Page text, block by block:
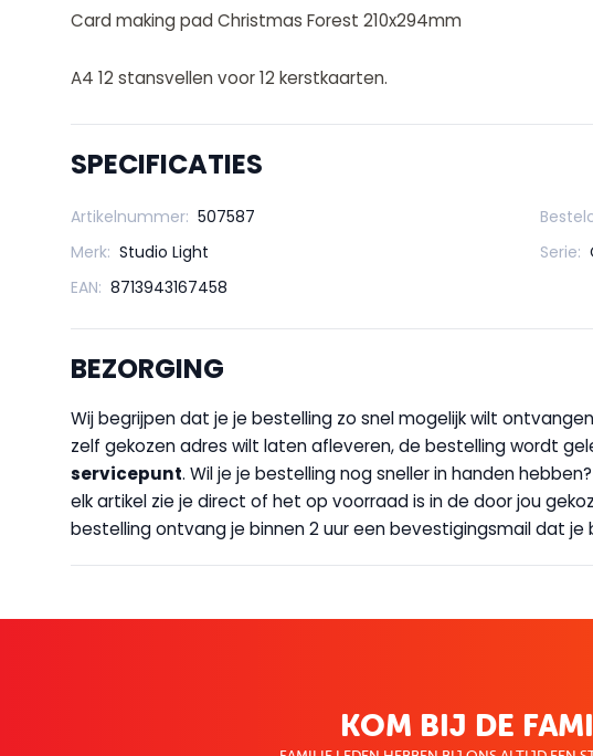
Card making pad Christmas Forest 210x294mm
A4 12 stansvellen voor 12 kerstkaarten.
SPECIFICATIES
Artikelnummer: 507587
Merk: Studio Light Serie:
EAN: 8713943167458
BEZORGING
Wij begrijpen dat je je bestelling zo snel mogelijk wilt
zelf gekozen adres wilt laten afleveren, de bestelling wordt
servicepunt. Wil je je bestelling nog sneller in handen
elk artikel zie je direct of het op voorraad is in de door jou
bestelling ontvang je binnen 2 uur een bevestigingsmail dat
KOM BIJ DE